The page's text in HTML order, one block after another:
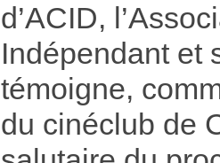
d’ACID,
Indépendant et
témoigne,
du cinéclub de